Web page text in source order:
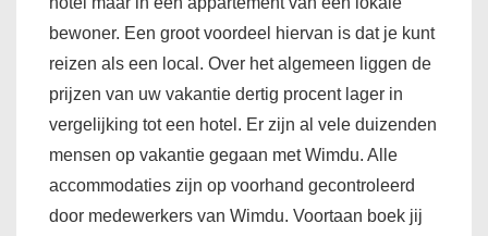
bewoner. Een groot voordeel hiervan is dat je kunt
reizen als een local. Over het algemeen liggen de
prijzen van uw vakantie dertig procent lager in
vergelijking tot een hotel. Er zijn al vele duizenden
mensen op vakantie gegaan met Wimdu. Alle
accommodaties zijn op voorhand gecontroleerd
door medewerkers van Wimdu. Voortaan boek jij